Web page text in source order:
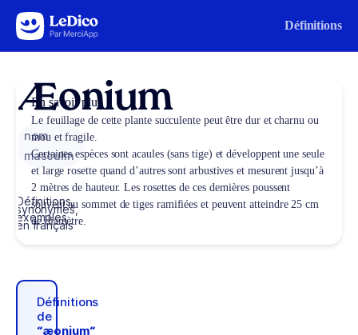
Aller au contenu Définitions
Æonium
nom
masculin
Définitions,
synonymes,
exemples
en français
Définitions
de
“æonium“
En savoir plus
Le feuillage de cette plante succulente peut être dur et charnu ou
mou et fragile.
Certaines espèces sont acaules (sans tige) et développent une seule
et large rosette quand d’autres sont arbustives et mesurent jusqu’à
2 mètres de hauteur. Les rosettes de ces dernières poussent
souvent au sommet de tiges ramifiées et peuvent atteindre 25 cm
de diamètre.